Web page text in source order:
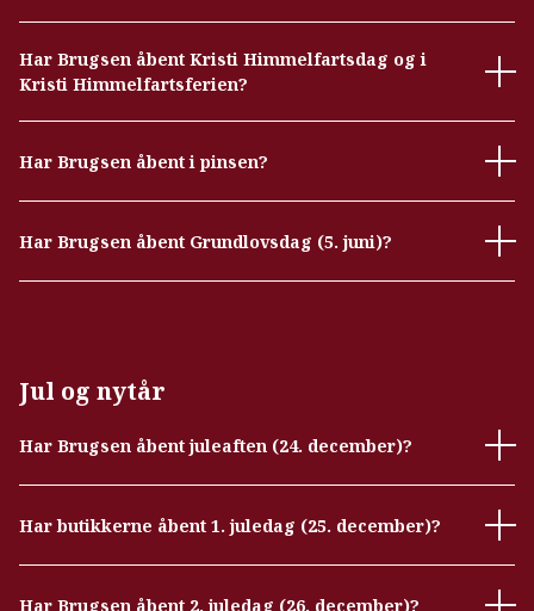
Har Brugsen åbent Kristi Himmelfartsdag og i
Kristi Himmelfartsferien?
Har Brugsen åbent i pinsen?
Har Brugsen åbent Grundlovsdag (5. juni)?
Jul og nytår
Har Brugsen åbent juleaften (24. december)?
Har butikkerne åbent 1. juledag (25. december)?
Har Brugsen åbent 2. juledag (26. december)?